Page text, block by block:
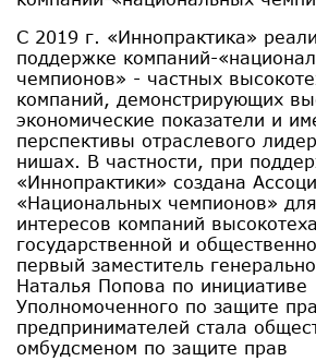
С 2019 г. «Иннопрактика»
поддержке компаний-
чемпионов» - частных
компаний, демонстрирующих
экономические показатели и
перспективы отраслевого
нишах. В частности, при
«Иннопрактики» создана
«Национальных чемпионов»
интересов компаний
государственной и
первый заместитель
Наталья Попова по инициативе
Уполномоченного по защите
предпринимателей стала
омбудсменом по защите прав